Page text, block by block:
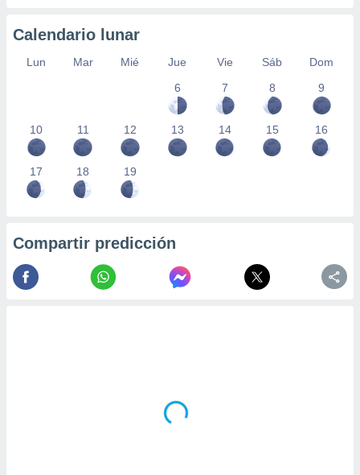
Calendario lunar
Lun Mar Mié Jue Vie Sáb
Dom
6
7 8 9
10 11 12 13 14 15 16
17 18 19
Compartir predicción